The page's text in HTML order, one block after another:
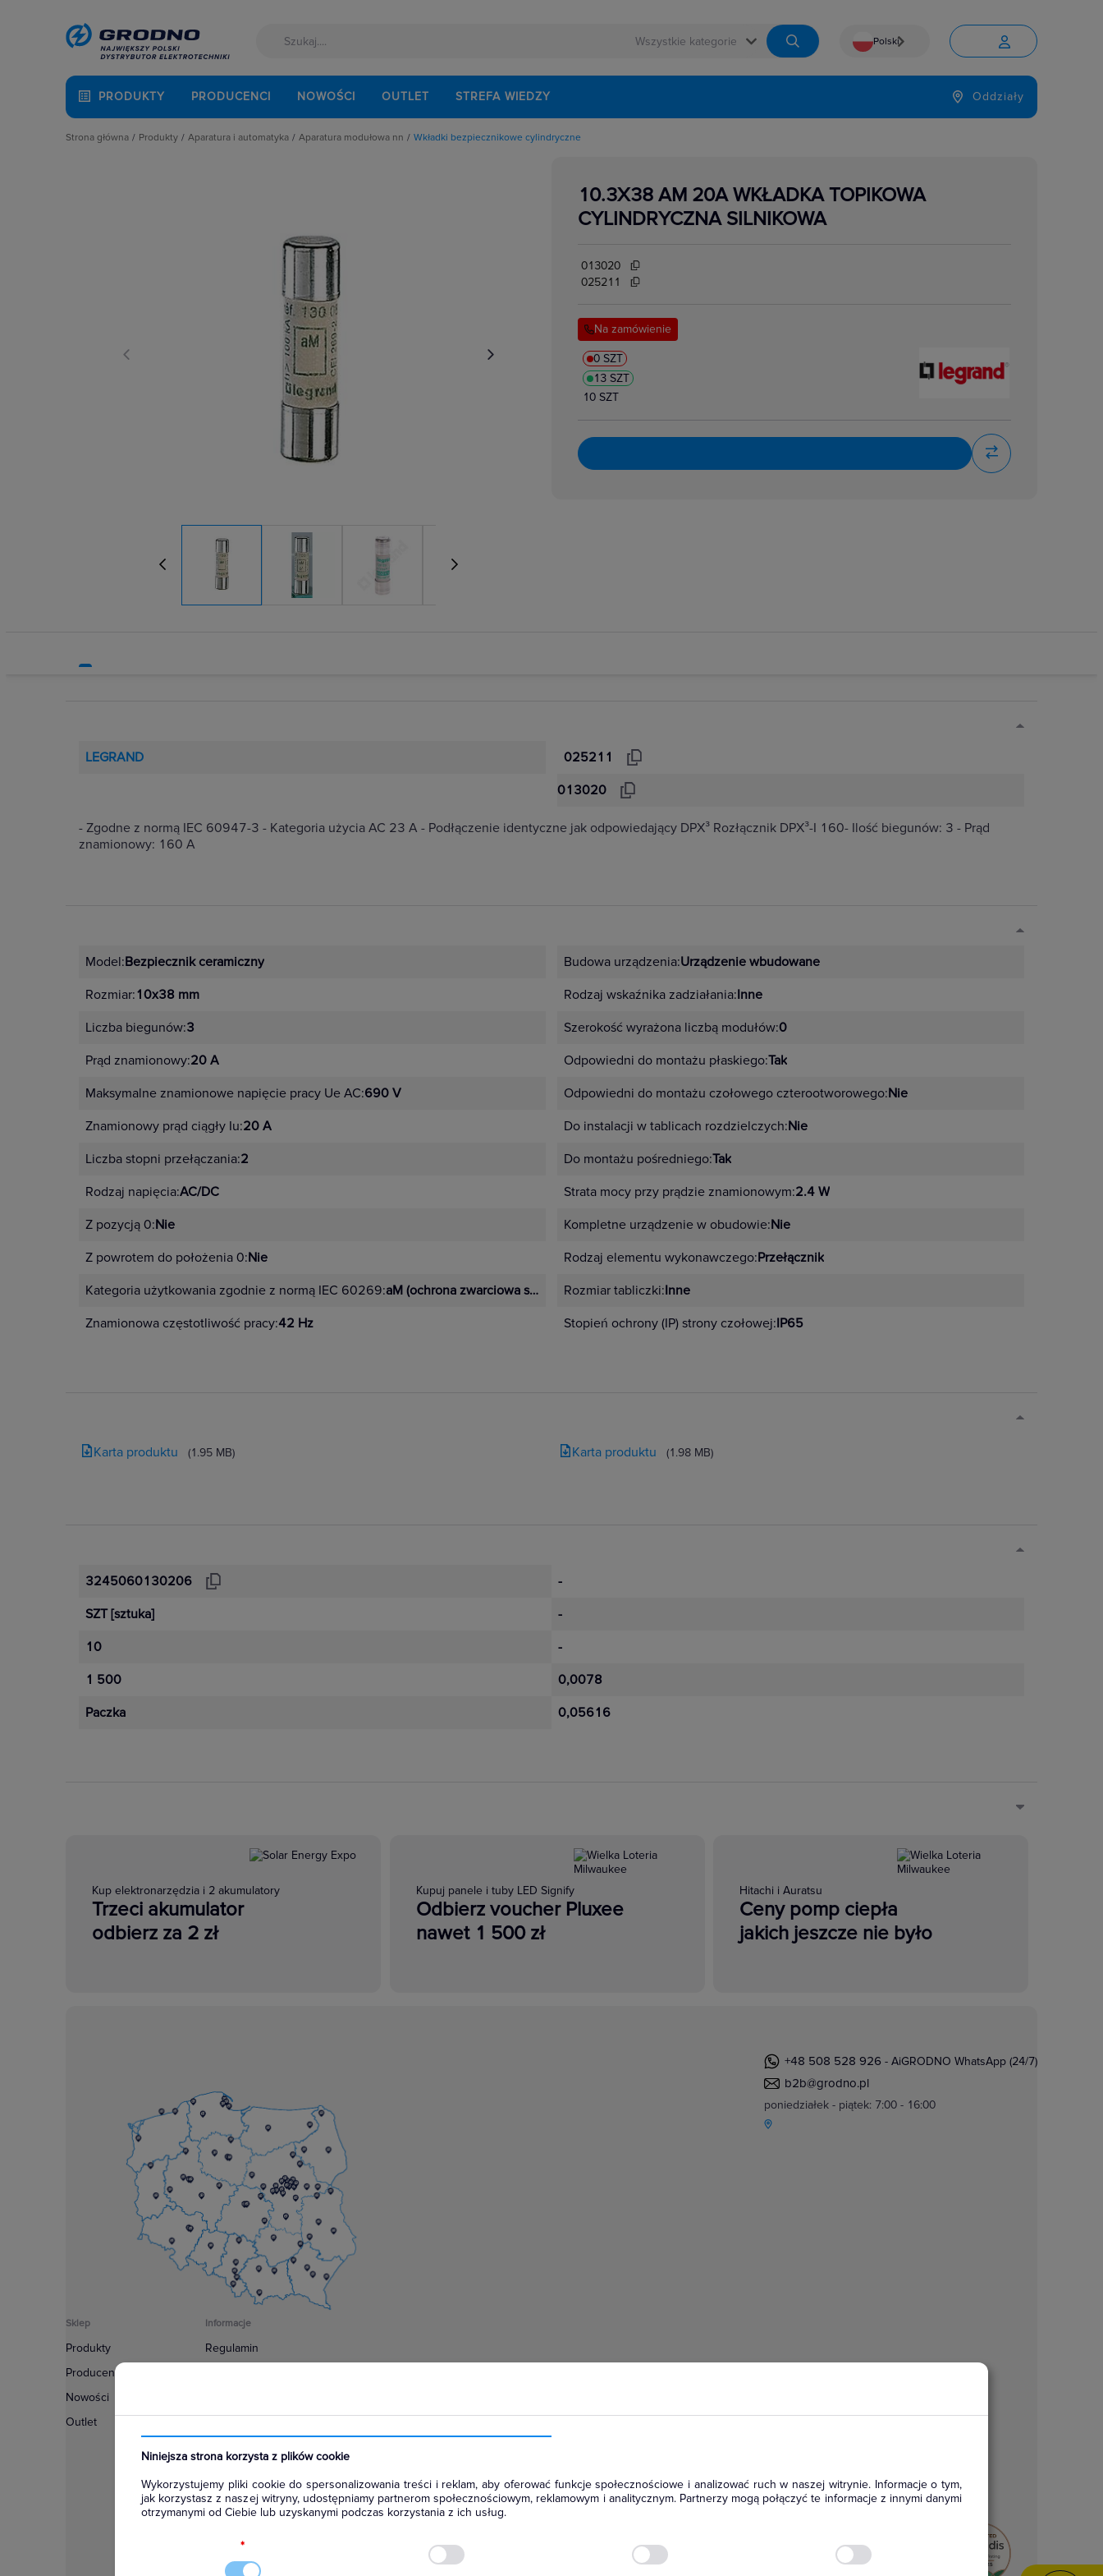
 Polski
Język

PRODUKTY PRODUCENCI NOWOŚCI OUTLET STREFA WIEDZY Oddziały
Niniejsza strona korzysta z plików cookie
Wykorzystujemy pliki cookie do spersonalizowania treści i reklam, aby oferować funkcje społecznościowe i analizować ruch w naszej witrynie. Informacje o tym,
jak korzystasz z naszej witryny, udostępniamy partnerom społecznościowym, reklamowym i analitycznym. Partnerzy mogą połączyć te informacje z innymi danymi
otrzymanymi od Ciebie lub uzyskanymi podczas korzystania z ich usług.
*
Strona główna
Produkty
Aparatura i automatyka
Automatyka przemysłowa
Czujniki i wyłączniki krańcowe
Elementy pasywne
Elementy sterowania i sygnalizacji
Rozłączniki i podstawy bezpiecznikowe
Sterownie i zabezpieczenie silników elektrycznych
Wyłączniki, rozłączniki
Aparatura modułowa nn
Pozostałe akcesoria
Przekaźniki impulsowe
Przekaźniki instalacyjne
Przyciski modułowe
Regulatory temperatury
Rozłączniki bezpiecznikowe D0
Rozłączniki i przełączniki
Ściemniacze
Styczniki modułowe
Styki pomocnicze
Szyny łączeniowe widełkowe i sztyftowe
Transformatory dzwonkowe
Wkładki bezpiecznikowe cylindryczne
Wkładki bezpiecznikowe cylindryczne miniaturowe
Wyłączniki i bloki różnicowoprądowe
Wyłączniki przeciwpożarowe
Wyłączniki różnicowoprądowe z członem nadprądowym
Wyłączniki selektywne
Wkładki bezpiecznikowe cylindryczne
10.3X38 AM 20A WKŁADKA TOPIKOWA
CYLINDRYCZNA SILNIKOWA
013020
025211
Na zamówienie
0 SZT
13 SZT
10 SZT
LEGRAND
025211
013020
- Zgodne z normą IEC 60947-3 - Kategoria użycia AC 23 A - Podłączenie identyczne jak odpowiedający DPX³ Rozłącznik DPX³-I 160- Ilość biegunów: 3 - Prąd
znamionowy: 160 A
Model:Bezpiecznik ceramiczny
Rozmiar:10x38 mm
Liczba biegunów:3
Prąd znamionowy:20 A
Maksymalne znamionowe napięcie pracy Ue AC:690 V
Znamionowy prąd ciągły Iu:20 A
Liczba stopni przełączania:2
Rodzaj napięcia:AC/DC
Z pozycją 0:Nie
Z powrotem do położenia 0:Nie
Kategoria użytkowania zgodnie z normą IEC 60269:aM (ochrona zwarciowa silników)
Znamionowa częstotliwość pracy:42 Hz
Budowa urządzenia:Urządzenie wbudowane
Rodzaj wskaźnika zadziałania:Inne
Szerokość wyrażona liczbą modułów:0
Odpowiedni do montażu płaskiego:Tak
Odpowiedni do montażu czołowego czterootworowego:Nie
Do instalacji w tablicach rozdzielczych:Nie
Do montażu pośredniego:Tak
Strata mocy przy prądzie znamionowym:2.4 W
Kompletne urządzenie w obudowie:Nie
Rodzaj elementu wykonawczego:Przełącznik
Rozmiar tabliczki:Inne
Stopień ochrony (IP) strony czołowej:IP65
Karta produktu (1.95 MB) Karta produktu (1.98 MB)
3245060130206
SZT [sztuka]
10
1 500
Paczka
-
-
-
0,0078
0,05616
Kup elektronarzędzia i 2 akumulatory
Trzeci akumulator
odbierz za 2 zł
Kupuj panele i tuby LED Signify
Odbierz voucher Pluxee
nawet 1 500 zł
Hitachi i Auratsu
Ceny pomp ciepła
jakich jeszcze nie było
+48 508 528 926 - AiGRODNO WhatsApp (24/7)
b2b@grodno.pl
poniedziałek - piątek: 7:00 - 16:00
Sklep
Produkty
Producenci
Nowości
Outlet
Informacje
Regulamin
Konfiguratory
Najczęściej zadawane pytania